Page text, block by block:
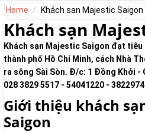
Home Khách sạn Majestic Saigon
Khách sạn
Khách sạn Majestic Saigon đạt tiêu
thành phố Hồ Chí Minh, cách Nhà
ra sông Sài Sòn. Đ/c: 1 Đồng Khởi -
028 3829 5517 - 54041220 -
Giới thiệu khách
Saigon